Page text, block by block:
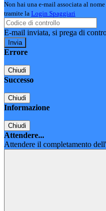
Non hai una e-mail associata al
tramite la Login Spaggiari
E-mail inviata, si prega di
Errore
Chiudi
Successo
Chiudi
Informazione
Chiudi
Attendere...
Attendere il completamento